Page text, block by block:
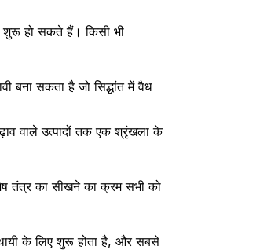
शुरू हो सकते हैं। किसी भी
बना सकता है जो सिद्धांत में वैध
वाले उत्पादों तक एक श्रृंखला के
तंत्र का सीखने का क्रम सभी को
के लिए शुरू होता है, और सबसे